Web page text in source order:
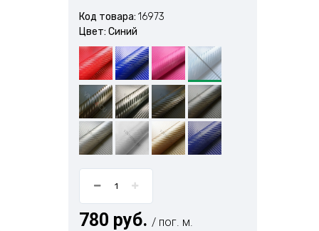
Код товара: 16973
Цвет: Синий
780 руб. / пог. м.